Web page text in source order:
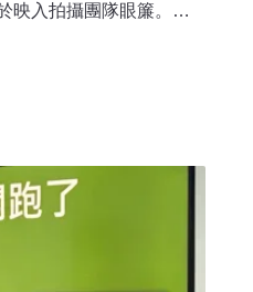
映入拍攝團隊眼簾。皮
「從前我覺得自己是
野進到吵雜的市區，
許多人這輩子都難看見
樹的角度不是變形，就
樹基，用無數平視的角
片，無須言語，